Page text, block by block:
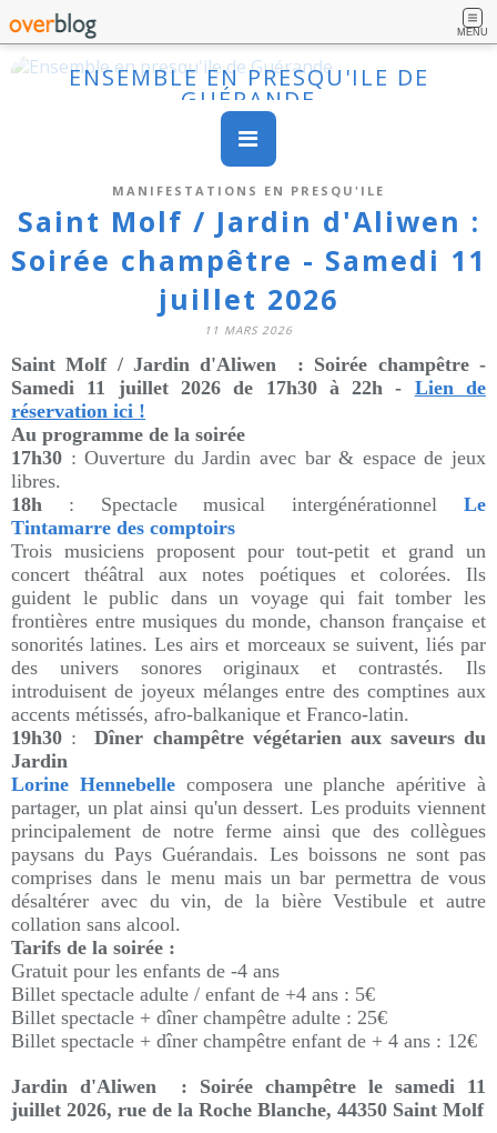
MENU
ENSEMBLE EN PRESQU'ILE DE
GUÉRANDE
MANIFESTATIONS EN PRESQU'ILE
Saint Molf / Jardin d'Aliwen :
Soirée champêtre - Samedi 11
juillet 2026
11 MARS 2026
Saint Molf / Jardin d'Aliwen : Soirée champêtre-
Samedi 11 juillet 2026 de 17h30 à 22h - Lien de
réservation ici !
Au programme de la soirée
17h30 : Ouverture du Jardin avec bar & espace de jeux
libres.
18h : Spectacle musical intergénérationnel
Le
Tintamarre des comptoirs
Trois musiciens proposent pour tout-petit et grand un
concert théâtral aux notes poétiques et colorées. Ils
guident le public dans un voyage qui fait tomber les
frontières entre musiques du monde, chanson française et
sonorités latines.Les airs et morceaux se suivent, liés par
des univers sonores originaux et contrastés. Ils
introduisent de joyeux mélanges entre des comptines aux
accents métissés, afro-balkanique et Franco-latin.
19h30 :
Dîner champêtre végétarien aux saveurs du
Jardin
Lorine Hennebellecomposera une planche apéritive à
partager, un plat ainsi qu'un dessert. Les produits viennent
principalement de notre ferme ainsi que des collègues
paysans du Pays Guérandais. Les boissons ne sont pas
comprises dans le menu mais un bar permettra de vous
désaltérer avec du vin, de la bière Vestibule et autre
collation sans alcool.
Tarifs de la soirée :
Gratuit pour les enfants de -4 ans
Billet spectacle adulte / enfant de +4 ans : 5€
Billet spectacle + dîner champêtre adulte : 25€
Billet spectacle + dîner champêtre enfant de + 4 ans : 12€
Jardin d'Aliwen : Soirée champêtre le samedi 11
juillet 2026, rue de la Roche Blanche, 44350 Saint Molf